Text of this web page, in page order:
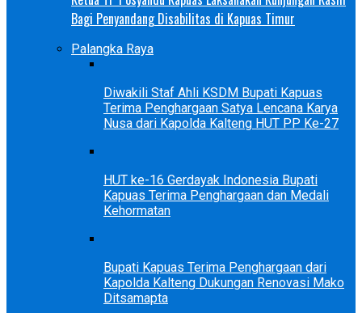
Bagi Penyandang Disabilitas di Kapuas Timur
Palangka Raya
Diwakili Staf Ahli KSDM Bupati Kapuas
Terima Penghargaan Satya Lencana Karya
Nusa dari Kapolda Kalteng HUT PP Ke-27
HUT ke-16 Gerdayak Indonesia Bupati
Kapuas Terima Penghargaan dan Medali
Kehormatan
Bupati Kapuas Terima Penghargaan dari
Kapolda Kalteng Dukungan Renovasi Mako
Ditsamapta